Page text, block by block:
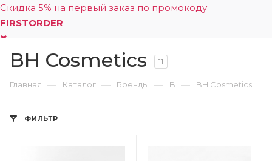
Скидка 5% на первый заказ по промокоду
FIRSTORDER
BH Cosmetics 11
Главная — Каталог — Бренды — B — BH Cosmetics
ФИЛЬТР